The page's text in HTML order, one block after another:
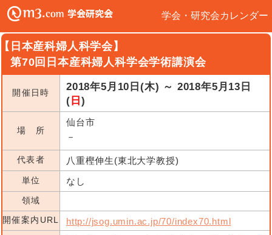
学会・研究会カレンダー
日本産科婦人科学会】
第70回日本産科婦人科学会学術講演会
開催日時
2018年5月10日(木) ～ 2018年5月13日
( 日 )
場 所
仙台市
－
代表者 八重樫伸生(東北大学教授)
単位 なし
領域
開催案内URL
http://jsog.umin.ac.jp/70/index70.html